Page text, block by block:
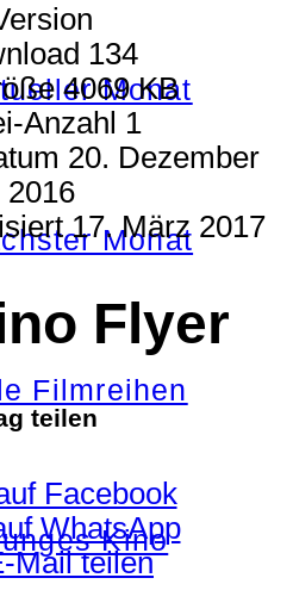
Monat
Monat
Filmreihen
Kino
134
4069 KB
Anzahl 1
20. Dezember
2016
17. März 2017
Flyer
teilen
Facebook
WhatsApp
Mail teilen